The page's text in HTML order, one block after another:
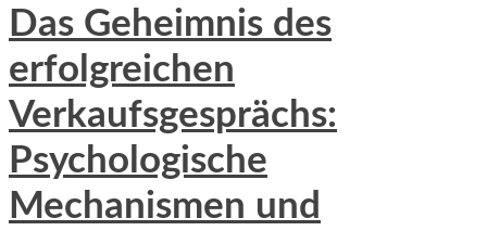
Das Geheimnis des
erfolgreichen
Verkaufsgesprächs:
Psychologische
Mechanismen und